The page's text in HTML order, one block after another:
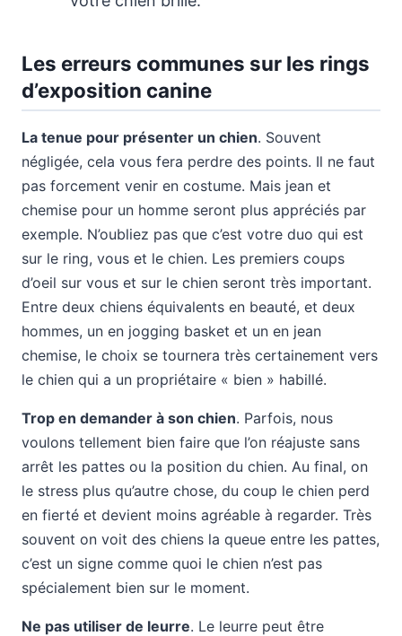
Les erreurs communes sur les rings
d’exposition canine
La tenue pour présenter un chien. Souvent
négligée, cela vous fera perdre des points. Il ne faut
pas forcement venir en costume. Mais jean et
chemise pour un homme seront plus appréciés par
exemple. N’oubliez pas que c’est votre duo qui est
sur le ring, vous et le chien. Les premiers coups
d’oeil sur vous et sur le chien seront très important.
Entre deux chiens équivalents en beauté, et deux
hommes, un en jogging basket et un en jean
chemise, le choix se tournera très certainement vers
le chien qui a un propriétaire « bien » habillé.
Trop en demander à son chien. Parfois, nous
voulons tellement bien faire que l’on réajuste sans
arrêt les pattes ou la position du chien. Au final, on
le stress plus qu’autre chose, du coup le chien perd
en fierté et devient moins agréable à regarder. Très
souvent on voit des chiens la queue entre les pattes,
c’est un signe comme quoi le chien n’est pas
spécialement bien sur le moment.
Ne pas utiliser de leurre. Le leurre peut être